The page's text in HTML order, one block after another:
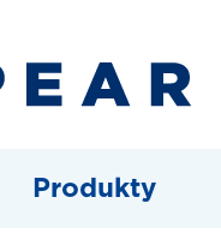
Produkty